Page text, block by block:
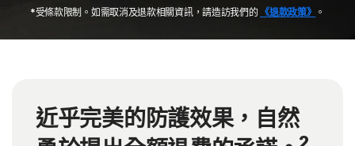
*受條款限制。如需取消及退款相關資訊，請造訪我們的 《退款政策》 。
近乎完美的防護效果，自然